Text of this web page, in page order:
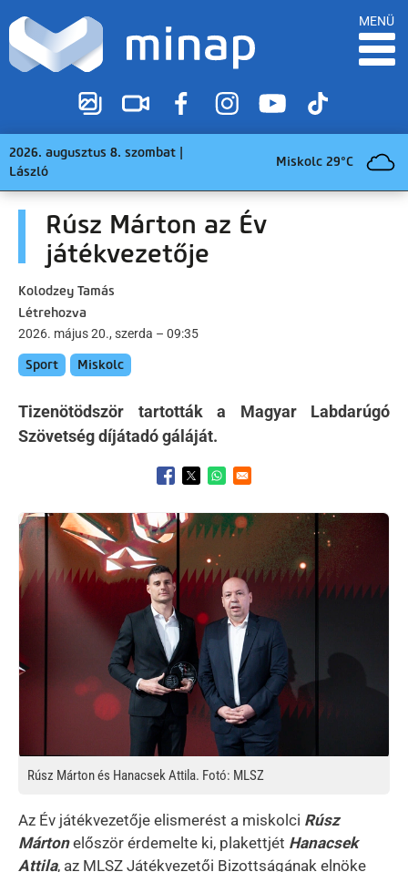
MENÜ
2026. augusztus 8. szombat |
László
Miskolc 29°C
Rúsz Márton az Év
játékvezetője
Kolodzey Tamás
Létrehozva
2026. május 20., szerda – 09:35
Sport Miskolc
Tizenötödször tartották a Magyar Labdarúgó
Szövetség díjátadó gáláját.
Opens in a new window
Opens in a new window
Opens in a new window
Kép
Rúsz Márton és Hanacsek Attila. Fotó: MLSZ
Az Év játékvezetője elismerést a miskolci Rúsz
Mártonelőször érdemelte ki, plakettjét Hanacsek
Attila, az MLSZ Játékvezetői Bizottságának elnöke